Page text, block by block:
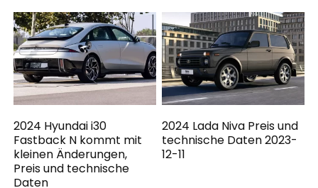
2024 Hyundai i30
Fastback N kommt mit
kleinen Änderungen,
Preis und technische
Daten
2024 Lada Niva Preis und
technische Daten 2023-
12-11